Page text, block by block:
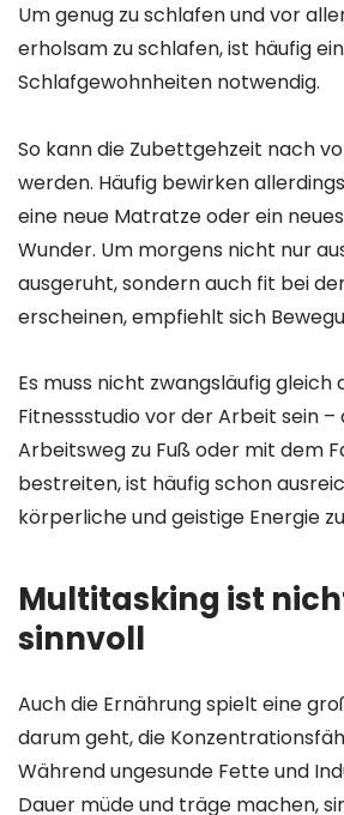
Um genug zu schlafen und vor
erholsam zu schlafen, ist häufig
Schlafgewohnheiten notwendig.
So kann die Zubettgehzeit nach
werden. Häufig bewirken
eine neue Matratze oder ein
Wunder. Um morgens nicht nur
ausgeruht, sondern auch fit bei
erscheinen, empfiehlt sich
Es muss nicht zwangsläufig gleich
Fitnessstudio vor der Arbeit sein –
Arbeitsweg zu Fuß oder mit dem
bestreiten, ist häufig schon
körperliche und geistige Energie
Multitasking ist
sinnvoll
Auch die Ernährung spielt eine
darum geht, die
Während ungesunde Fette und
Dauer müde und träge machen,